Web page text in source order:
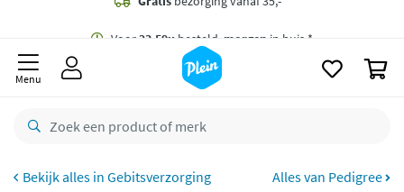
besteld,
retourneren
CO2 neutraal
Menu
Gebitsverzorging Alles van Pedigree